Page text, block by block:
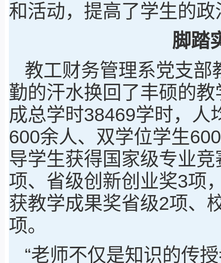
和活动，提高了学生的
脚踏
教工财务管理系党支部
勤的汗水换回了丰硕的
成总学时38469学时，人
600余人、双学位学生
导学生获得国家级专业
项、省级创新创业奖3项
获教学成果奖省级2项、
项。
“老师不仅是知识的传